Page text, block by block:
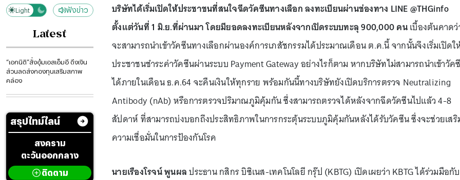
Dark
Light ฟังข่าว
Latest
“เอกนิติ”สั่งอุ้มเอสเอ็มอี ดึงเงิน
ส่วนลดส่งกองทุนเสริมสภาพ
คล่อง
สรุปไทม์ไลน์
สงคราม
ตะวันออกกลาง
ติดตาม
บริษัทได้เริ่มเปิดให้ประชาชนที่สนใจฉีดวัคซีนทางเลือก ลงทะเบียนผ่านช่องทาง LINE @THGinfo
ตั้งแต่วันที่ 1 มิ.ย.ที่ผ่านมา โดยมียอดลงทะเบียนหลังจากเปิดระบบทะลุ 900,000 คนเบื้องต้นคาดว่
จะสามารถนำเข้าวัคซีนทางเลือกผ่านองค์การเภสัชกรรมได้ประมาณเดือน ต.ค.นี้ จากนั้นจึงเริ่มเปิดใ
ประชาชนชำระค่าวัคซีนผ่านระบบ Payment Gateway อย่างไรก็ตาม หากบริษัทไม่สามารถนำเข้าวัค
ได้ภายในเดือน ธ.ค.64 จะคืนเงินให้ทุกราย พร้อมกันนี้ทางบริษัทยังเปิดบริการตรวจ Neutralizing
Antibody (nAb) หรือการตรวจปริมาณภูมิคุ้มกัน ซึ่งสามารถตรวจได้หลังจากฉีดวัคซีนไปแล้ว 4-8
สัปดาห์ ที่สามารถบ่งบอกถึงประสิทธิภาพในการกระตุ้นระบบภูมิคุ้มกันหลังได้รับวัคซีน ซึ่งจะช่วยเสริ
ความเชื่อมั่นในการป้องกันโรค
นายเรืองโรจน์ พูนผลประธาน กสิกร บิซิเนส-เทคโนโลยี กรุ๊ป (KBTG) เปิดเผยว่า KBTG ได้ร่วมมือกับ